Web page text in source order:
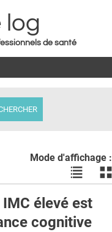
log
de santé
Mode d'affichage :
Voir
les
en
liste
les
élevé est
cognitive